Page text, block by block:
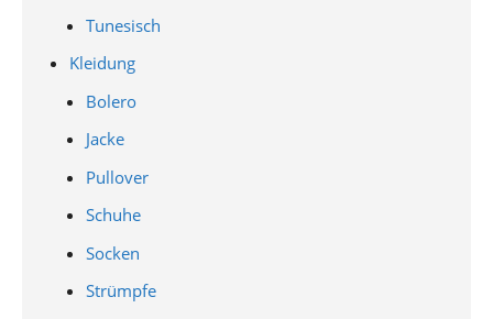
Tunesisch
Kleidung
Bolero
Jacke
Pullover
Schuhe
Socken
Strümpfe